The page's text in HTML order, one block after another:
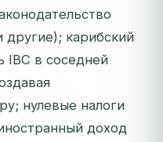
другие); карибский
IBC в соседней
нулевые налоги
доход